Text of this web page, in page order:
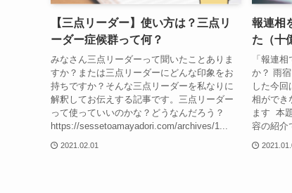
【三点リーダー】使い方は？三点リ
ーダー症候群って何？
みなさん三点リーダーって聞いたことありま
すか？または三点リーダーにどんな印象をお
持ちですか？そんな三点リーダーを私なりに
解釈してお伝えする記事です。三点リーダー
って使っていいのかな？どうなんだろう？
https://sessetoamayadori.com/archives/1...
2021.02.01
報連相
た（十
「報連
か？ 雨
した今
相ができ
ます 本
容の紹介